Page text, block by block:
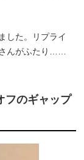
した。リプライ
んがふたり……
フのギャップ